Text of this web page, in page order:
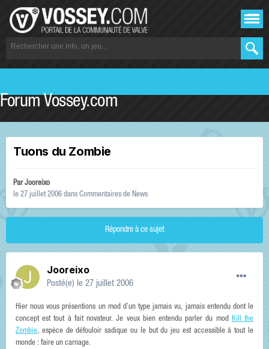
Forum Vossey.com
Tuons du Zombie
ParJooreixo
le 27 juillet 2006 dans Commentaires de News
Répondre à ce sujet
Jooreixo
Posté(e) le 27 juillet 2006
Hier nous vous présentions un mod d’un type jamais vu, jamais entendu dont le
concept est tout à fait novateur. Je veux bien entendu parler du mod Kill the
Zombie, espèce de défouloir sadique ou le but du jeu est accessible à tout le
monde : faire un carnage.